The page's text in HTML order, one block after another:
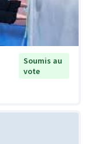
Soumis au
vote